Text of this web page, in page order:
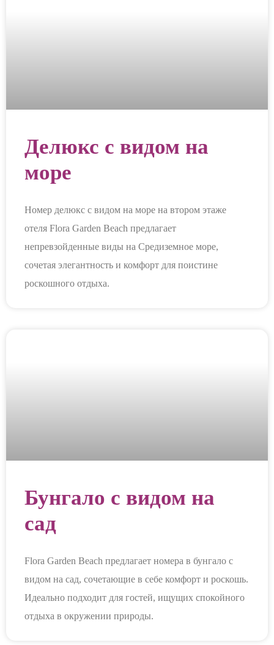
Делюкс с видом на
море
Номер делюкс с видом на море на втором этаже
отеля Flora Garden Beach предлагает
непревзойденные виды на Средиземное море,
сочетая элегантность и комфорт для поистине
роскошного отдыха.
Бунгало с видом на
сад
Flora Garden Beach предлагает номера в бунгало с
видом на сад, сочетающие в себе комфорт и роскошь.
Идеально подходит для гостей, ищущих спокойного
отдыха в окружении природы.